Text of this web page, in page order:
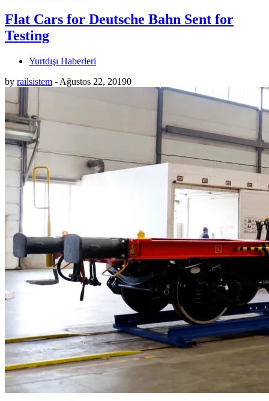
Flat Cars for Deutsche Bahn Sent for
Testing
Yurtdışı Haberleri
by railsistem - Ağustos 22, 20190